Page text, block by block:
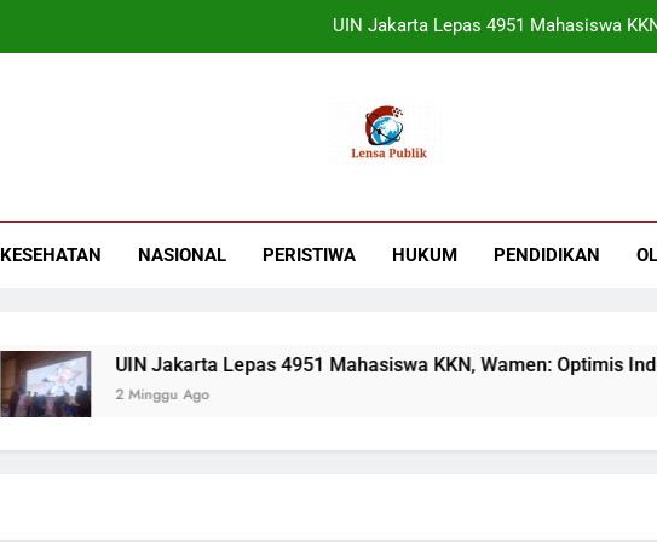
UIN Jakarta Lepas 4951 Mahasiswa
KESEHATAN NASIONAL PERISTIWA HUKUM PENDIDIKAN
UIN Jakarta Lepas 4951 Mahasiswa KKN, Wamen: Optimis
2 Minggu Ago